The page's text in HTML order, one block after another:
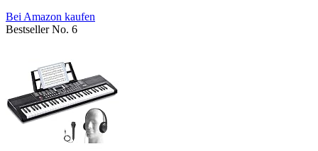
Bei Amazon kaufen
Bestseller No. 6